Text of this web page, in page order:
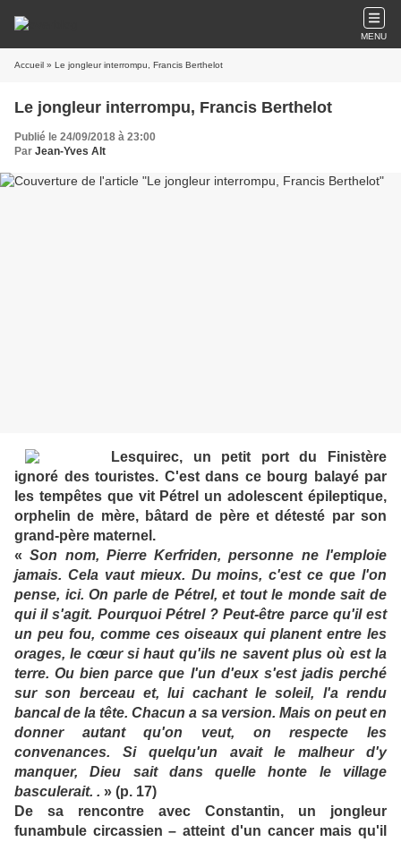
MENU
Accueil » Le jongleur interrompu, Francis Berthelot
Le jongleur interrompu, Francis Berthelot
Publié le 24/09/2018 à 23:00
Par Jean-Yves Alt
Lesquirec, un petit port du Finistère
ignoré des touristes. C'est dans ce bourg balayé par
les tempêtes que vit Pétrel un adolescent épileptique,
orphelin de mère, bâtard de père et détesté par son
grand-père maternel.
«Son nom, Pierre Kerfriden, personne ne l'emploie
jamais. Cela vaut mieux. Du moins, c'est ce que l'on
pense, ici. On parle de Pétrel, et tout le monde sait de
qui il s'agit. Pourquoi Pétrel ? Peut-être parce qu'il est
un peu fou, comme ces oiseaux qui planent entre les
orages, le cœur si haut qu'ils ne savent plus où est la
terre. Ou bien parce que l'un d'eux s'est jadis perché
sur son berceau et, lui cachant le soleil, l'a rendu
bancal de la tête. Chacun a sa version. Mais on peut en
donner autant qu'on veut, on respecte les
convenances. Si quelqu'un avait le malheur d'y
manquer, Dieu sait dans quelle honte le village
basculerait. . » (p. 17)
De sa rencontre avec Constantin, un jongleur
funambule circassien – atteint d'un cancer mais qu'il